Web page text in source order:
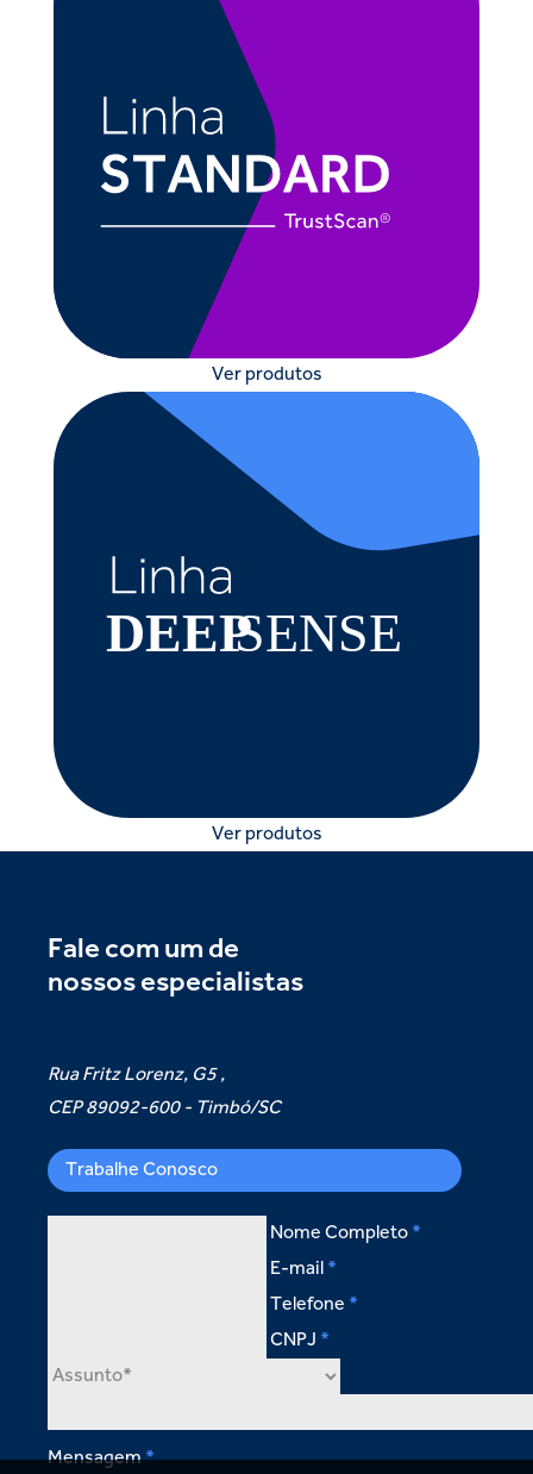
Ver produtos
Ver produtos
Fale com um de
nossos especialistas
Rua Fritz Lorenz, G5 ,
CEP 89092-600 - Timbó/SC
Trabalhe Conosco
Nome Completo
E-mail
Telefone
CNPJ
Mensagem